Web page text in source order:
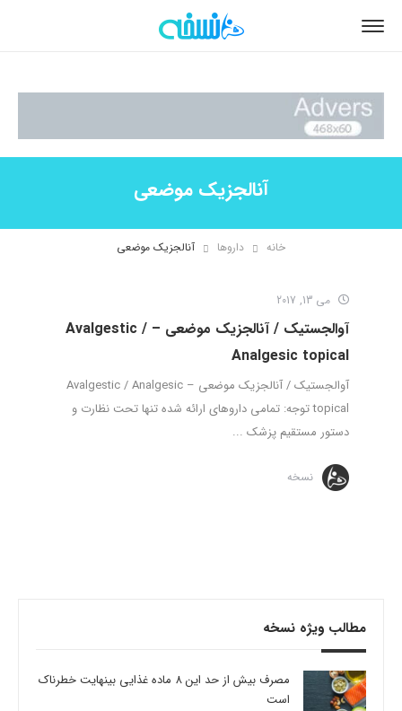
آنالجزیک موضعی
خانه داروها آنالجزیک موضعی
می 13, 2017
آوالجستیک / آنالجزیک موضعی – Avalgestic /
Analgesic topical
آوالجستیک / آنالجزیک موضعی – Avalgestic / Analgesic
topical توجه: تمامی داروهای ارائه شده تنها تحت نظارت و
دستور مستقیم پزشک ...
نسخه
مطالب ویژه نسخه
مصرف بیش از حد این 8 ماده غذایی بینهایت خطرناک
است